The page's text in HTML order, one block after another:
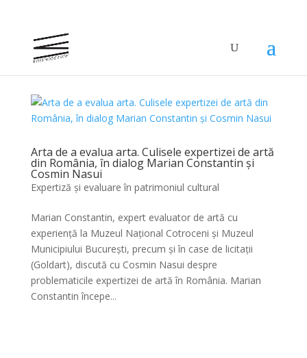
Arta de a evalua arta. Culisele expertizei de artă
din România, în dialog Marian Constantin și
Cosmin Nasui
Expertiză și evaluare în patrimoniul cultural
Marian Constantin, expert evaluator de artă cu
experiență la Muzeul Național Cotroceni și Muzeul
Municipiului București, precum și în case de licitații
(Goldart), discută cu Cosmin Nasui despre
problematicile expertizei de artă în România. Marian
Constantin începe...